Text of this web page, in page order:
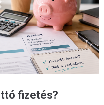
fizetés?